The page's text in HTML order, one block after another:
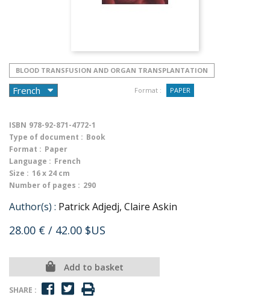
BLOOD TRANSFUSION AND ORGAN TRANSPLANTATION
Format : PAPER
ISBN 978-92-871-4772-1
Type of document : Book
Format : Paper
Language : French
Size : 16 x 24 cm
Number of pages : 290
Author(s) : Patrick Adjedj, Claire Askin
28.00 € / 42.00 $US
Add to basket
SHARE :